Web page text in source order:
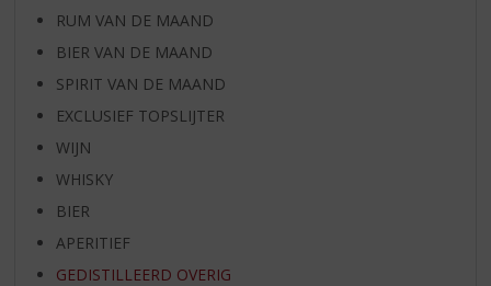
RUM VAN DE MAAND
BIER VAN DE MAAND
SPIRIT VAN DE MAAND
EXCLUSIEF TOPSLIJTER
WIJN
WHISKY
BIER
APERITIEF
GEDISTILLEERD OVERIG